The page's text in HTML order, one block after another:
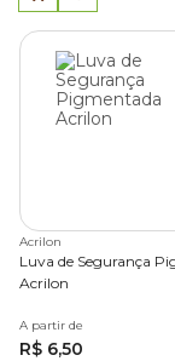
garfos, tira matos
escolher o que
dedicar a essa
Ferramentas
na Cobasi
Se você está
jardinagem com
do que a loja
marcas deflores,
imperdíveis.
garanta já tudo o
Acrilon
Luva de Segurança
Acrilon
A partir de
R$ 6,50